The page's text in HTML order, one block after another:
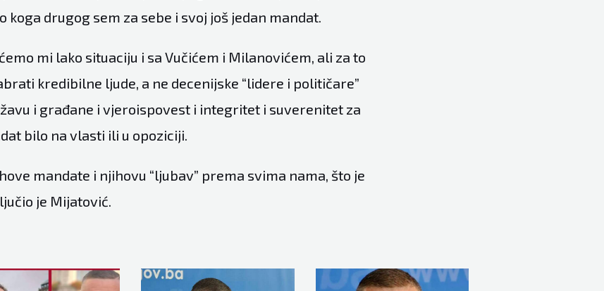
koga drugog sem za sebe i svoj još jedan mandat.
mi lako situaciju i sa Vučićem i Milanovićem, ali za to
kredibilne ljude, a ne decenijske “lidere i političare”
i građane i vjeroispovest i integritet i suverenitet za
bilo na vlasti ili u opoziciji.
mandate i njihovu “ljubav” prema svima nama, što je
je Mijatović.